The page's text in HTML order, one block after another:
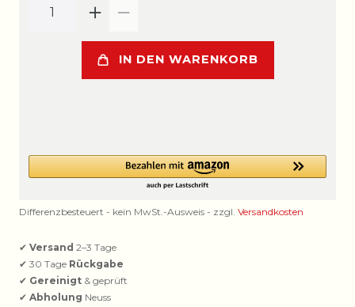
IN DEN WARENKORB
Differenzbesteuert - kein MwSt.-Ausweis - zzgl. Versandkosten
✔ Versand 2–3 Tage
✔ 30 Tage Rückgabe
✔ Gereinigt & geprüft
✔ Abholung Neuss